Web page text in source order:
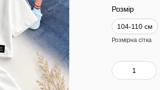
Розмір
104-110 см
Розмірна сітка